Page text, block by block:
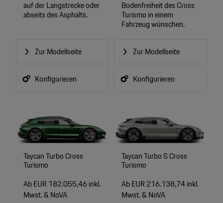
auf der Langstrecke oder
abseits des Asphalts.
Zur Modellseite
Konfigurieren
Bodenfreiheit des Cross
Turismo in einem
Fahrzeug wünschen.
Zur Modellseite
Konfigurieren
Taycan Turbo Cross
Turismo
Ab EUR 182.055,46 inkl.
Mwst. & NoVA
Taycan Turbo S Cross
Turismo
Ab EUR 216.138,74 inkl.
Mwst. & NoVA